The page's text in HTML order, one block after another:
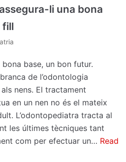
li una bona
fill
bona base, un bon futur.
de l’odontologia
nens. El tractament
en un nen no és el mateix
L’odontopediatra tracta al
les últimes tècniques tant
com per efectuar un… Read